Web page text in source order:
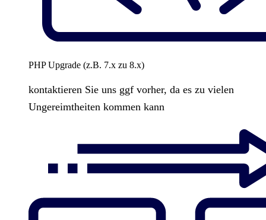
PHP Upgrade (z.B. 7.x zu 8.x)
kontaktieren Sie uns ggf vorher, da es zu vielen
Ungereimtheiten kommen kann